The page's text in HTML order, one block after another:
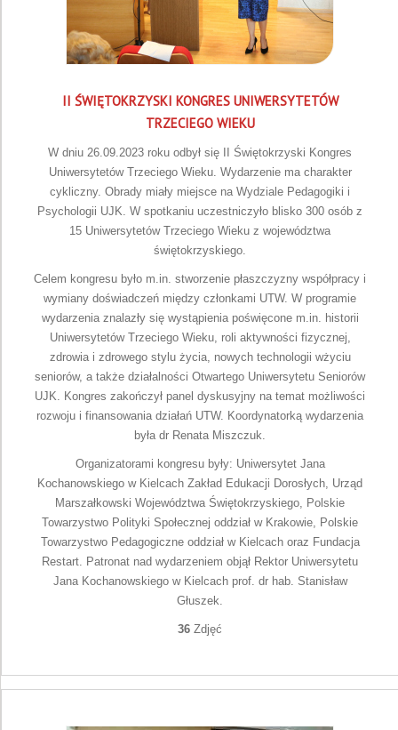
II ŚWIĘTOKRZYSKI KONGRES UNIWERSYTETÓW
TRZECIEGO WIEKU
W dniu 26.09.2023 roku odbył się II Świętokrzyski Kongres
Uniwersytetów Trzeciego Wieku. Wydarzenie ma charakter
cykliczny. Obrady miały miejsce na Wydziale Pedagogiki i
Psychologii UJK. W spotkaniu uczestniczyło blisko 300 osób z
15 Uniwersytetów Trzeciego Wieku z województwa
świętokrzyskiego.
Celem kongresu było m.in. stworzenie płaszczyzny współpracy i
wymiany doświadczeń między członkami UTW. W programie
wydarzenia znalazły się wystąpienia poświęcone m.in. historii
Uniwersytetów Trzeciego Wieku, roli aktywności fizycznej,
zdrowia i zdrowego stylu życia, nowych technologii wżyciu
seniorów, a także działalności Otwartego Uniwersytetu Seniorów
UJK. Kongres zakończył panel dyskusyjny na temat możliwości
rozwoju i finansowania działań UTW. Koordynatorką wydarzenia
była dr Renata Miszczuk.
Organizatorami kongresu były: Uniwersytet Jana
Kochanowskiego w Kielcach Zakład Edukacji Dorosłych, Urząd
Marszałkowski Województwa Świętokrzyskiego, Polskie
Towarzystwo Polityki Społecznej oddział w Krakowie, Polskie
Towarzystwo Pedagogiczne oddział w Kielcach oraz Fundacja
Restart. Patronat nad wydarzeniem objął Rektor Uniwersytetu
Jana Kochanowskiego w Kielcach prof. dr hab. Stanisław
Głuszek.
36 Zdjęć